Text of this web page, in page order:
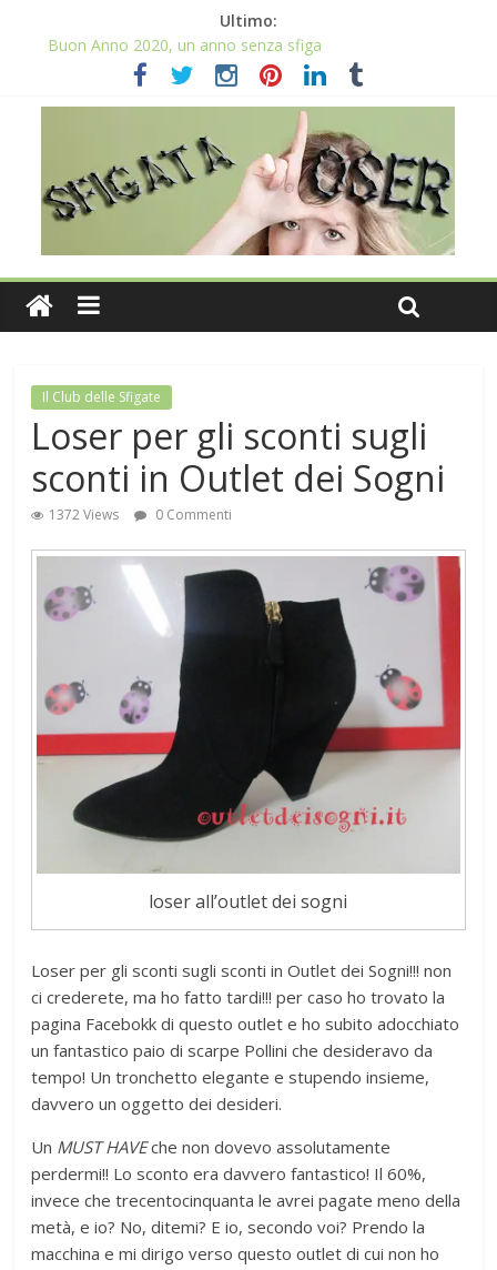
Ultimo:
Buon Anno 2020, un anno senza sfiga
Come gestire la fortuna ai giochi
Qual è il numero più sfortunato? Info e curiosità nel post
La sfortuna mi perseguita anche con la spesa
Il 2020 anno bisestile porta sfortuna davvero?
Il Club delle Sfigate
Loser per gli sconti sugli
sconti in Outlet dei Sogni
1372 Views 0 Commenti
loser all’outlet dei sogni
Loser per gli sconti sugli sconti in Outlet dei Sogni!!! non
ci crederete, ma ho fatto tardi!!! per caso ho trovato la
pagina Facebokk di questo outlet e ho subito adocchiato
un fantastico paio di scarpe Pollini che desideravo da
tempo! Un tronchetto elegante e stupendo insieme,
davvero un oggetto dei desideri.
Un MUST HAVEche non dovevo assolutamente
perdermi!! Lo sconto era davvero fantastico! Il 60%,
invece che trecentocinquanta le avrei pagate meno della
metà, e io? No, ditemi? E io, secondo voi? Prendo la
macchina e mi dirigo verso questo outlet di cui non ho